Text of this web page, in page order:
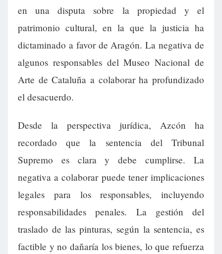
en una disputa sobre la propiedad y el
patrimonio cultural, en la que la justicia ha
dictaminado a favor de Aragón. La negativa de
algunos responsables del Museo Nacional de
Arte de Cataluña a colaborar ha profundizado
el desacuerdo.
Desde la perspectiva jurídica, Azcón ha
recordado que la sentencia del Tribunal
Supremo es clara y debe cumplirse. La
negativa a colaborar puede tener implicaciones
legales para los responsables, incluyendo
responsabilidades penales. La gestión del
traslado de las pinturas, según la sentencia, es
factible y no dañaría los bienes, lo que refuerza